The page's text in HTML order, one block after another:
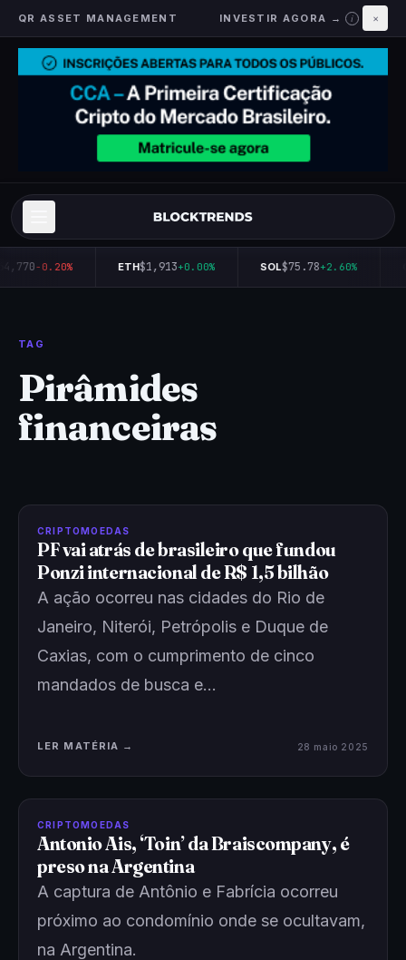
QR ASSET MANAGEMENT INVESTIR AGORA → i ×
-0.20% ETH$1,913+0.00% SOL$75.78+2.60%
TAG
Pirâmides
financeiras
CRIPTOMOEDAS
PF vai atrás de brasileiro que fundou
Ponzi internacional de R$ 1,5 bilhão
A ação ocorreu nas cidades do Rio de
Janeiro, Niterói, Petrópolis e Duque de
Caxias, com o cumprimento de cinco
mandados de busca e…
LER MATÉRIA → 28 maio 2025
CRIPTOMOEDAS
Antonio Ais, ‘Toin’ da Braiscompany, é
preso na Argentina
A captura de Antônio e Fabrícia ocorreu
próximo ao condomínio onde se ocultavam,
na Argentina.